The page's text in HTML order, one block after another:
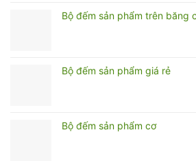
Bộ đếm sản phẩm trên băng
Bộ đếm sản phẩm giá rẻ
Bộ đếm sản phẩm cơ